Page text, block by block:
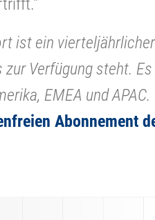
ist ein
zur Verfügung steht.
EMEA und APAC.
Abonnement